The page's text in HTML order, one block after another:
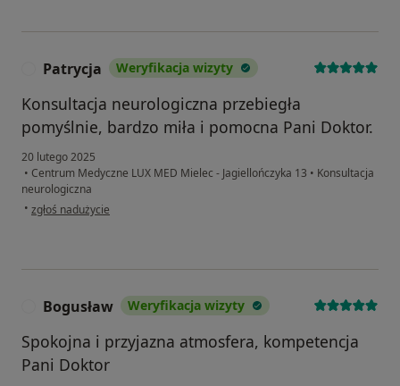
Patrycja Weryfikacja wizyty
Konsultacja neurologiczna przebiegła
pomyślnie, bardzo miła i pomocna Pani Doktor.
20 lutego 2025
• Centrum Medyczne LUX MED Mielec - Jagiellończyka 13 • Konsultacja
neurologiczna
• w opinii użytkownika Patrycja
zgłoś nadużycie
Bogusław Weryfikacja wizyty
Spokojna i przyjazna atmosfera, kompetencja
Pani Doktor